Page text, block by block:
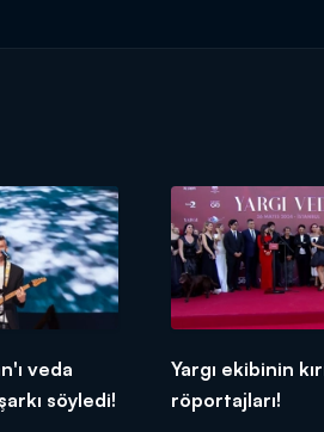
Merdan, bunun bir sır olarak
veda
söyledi!
Yargı ekibinin
röportajları!